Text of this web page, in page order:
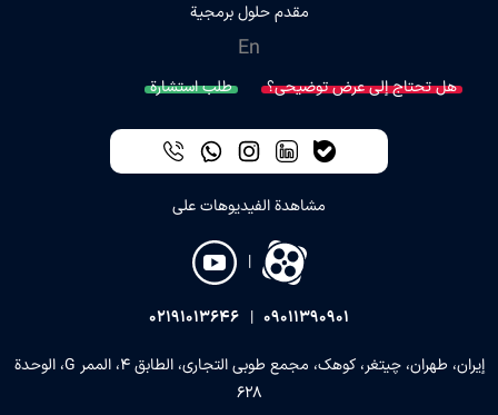
مقدم حلول برمجية
En
هل تحتاج إلى عرض توضيحي؟ طلب استشارة
مشاهدة الفيديوهات على
|
09011390901
|
02191013646
إيران، طهران، چيتغر، كوهك، مجمع طوبي التجاري، الطابق 4، الممر G، الوحدة
628